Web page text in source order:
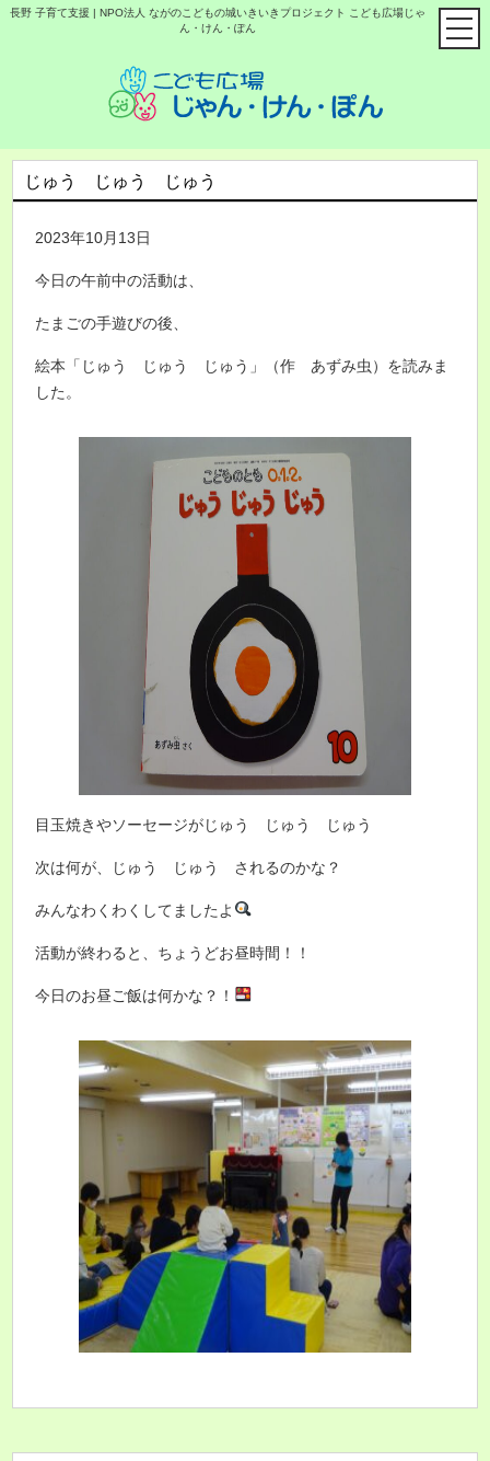
長野 子育て支援 | NPO法人 ながのこどもの城いきいきプロジェクト こども広場じゃ
ん・けん・ぽん
じゅう じゅう じゅう
2023年10月13日
今日の午前中の活動は、
たまごの手遊びの後、
絵本「じゅう じゅう じゅう」（作 あずみ虫）を読みま
した。
目玉焼きやソーセージがじゅう じゅう じゅう
次は何が、じゅう じゅう されるのかな？
みんなわくわくしてましたよ
活動が終わると、ちょうどお昼時間！！
今日のお昼ご飯は何かな？！